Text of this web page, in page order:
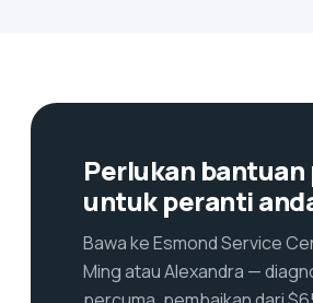
Perlukan bantuan
untuk peranti
Bawa ke Esmond Service
Ming atau Alexandra —